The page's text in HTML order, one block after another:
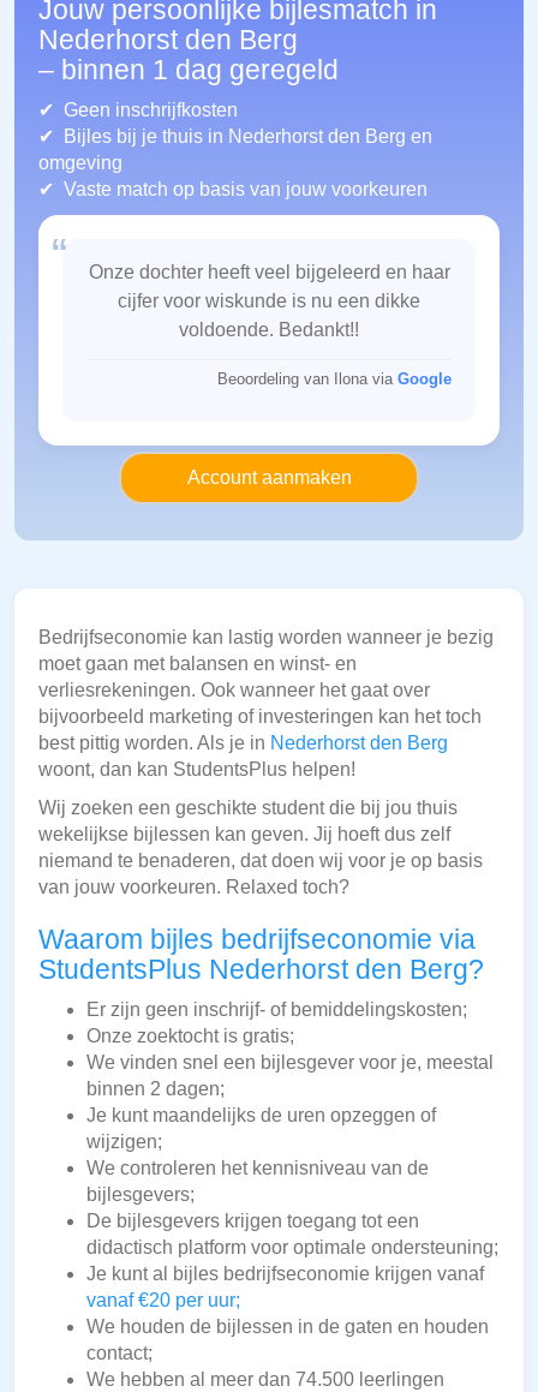
Jouw persoonlijke bijlesmatch in
Nederhorst den Berg
– binnen 1 dag geregeld
Geen inschrijfkosten
Bijles bij je thuis in Nederhorst den Berg en
omgeving
Vaste match op basis van jouw voorkeuren
“
Onze dochter heeft veel bijgeleerd en haar
cijfer voor wiskunde is nu een dikke
voldoende. Bedankt!!
Beoordeling van Ilona via Google
Account aanmaken
Bedrijfseconomie kan lastig worden wanneer je bezig
moet gaan met balansen en winst- en
verliesrekeningen. Ook wanneer het gaat over
bijvoorbeeld marketing of investeringen kan het toch
best pittig worden. Als je in Nederhorst den Berg
woont, dan kan StudentsPlus helpen!
Wij zoeken een geschikte student die bij jou thuis
wekelijkse bijlessen kan geven. Jij hoeft dus zelf
niemand te benaderen, dat doen wij voor je op basis
van jouw voorkeuren. Relaxed toch?
Waarom bijles bedrijfseconomie via
StudentsPlus Nederhorst den Berg?
Er zijn geen inschrijf- of bemiddelingskosten;
Onze zoektocht is gratis;
We vinden snel een bijlesgever voor je, meestal
binnen 2 dagen;
Je kunt maandelijks de uren opzeggen of
wijzigen;
We controleren het kennisniveau van de
bijlesgevers;
De bijlesgevers krijgen toegang tot een
didactisch platform voor optimale ondersteuning;
Je kunt al bijles bedrijfseconomie krijgen vanaf
vanaf €20 per uur;
We houden de bijlessen in de gaten en houden
contact;
We hebben al meer dan 74.500 leerlingen